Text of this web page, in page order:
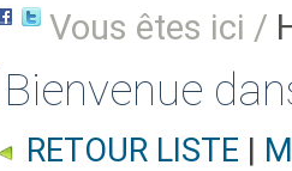
Vous êtes ici /
Bienvenue
RETOUR LISTE |